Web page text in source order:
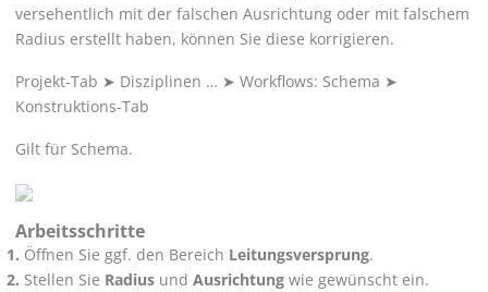
versehentlich mit der falschen Ausrichtung oder mit falschem
Radius erstellt haben, können Sie diese korrigieren.
Projekt-Tab ➤ Disziplinen … ➤ Workflows: Schema ➤
Konstruktions-Tab
Gilt für Schema.
Arbeitsschritte
Öffnen Sie ggf. den Bereich Leitungsversprung.
Stellen Sie Radius und Ausrichtung wie gewünscht ein.